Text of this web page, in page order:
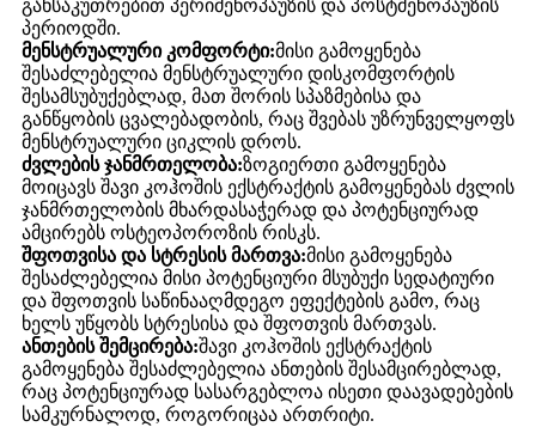
განსაკუთრებით პერიმენოპაუზის და პოსტმენოპაუზის
პერიოდში.
მენსტრუალური კომფორტი:მისი გამოყენება
შესაძლებელია მენსტრუალური დისკომფორტის
შესამსუბუქებლად, მათ შორის სპაზმებისა და
განწყობის ცვალებადობის, რაც შვებას უზრუნველყოფს
მენსტრუალური ციკლის დროს.
ძვლების ჯანმრთელობა:ზოგიერთი გამოყენება
მოიცავს შავი კოჰოშის ექსტრაქტის გამოყენებას ძვლის
ჯანმრთელობის მხარდასაჭერად და პოტენციურად
ამცირებს ოსტეოპოროზის რისკს.
შფოთვისა და სტრესის მართვა:მისი გამოყენება
შესაძლებელია მისი პოტენციური მსუბუქი სედატიური
და შფოთვის საწინააღმდეგო ეფექტების გამო, რაც
ხელს უწყობს სტრესისა და შფოთვის მართვას.
ანთების შემცირება:შავი კოჰოშის ექსტრაქტის
გამოყენება შესაძლებელია ანთების შესამცირებლად,
რაც პოტენციურად სასარგებლოა ისეთი დაავადებების
სამკურნალოდ, როგორიცაა ართრიტი.